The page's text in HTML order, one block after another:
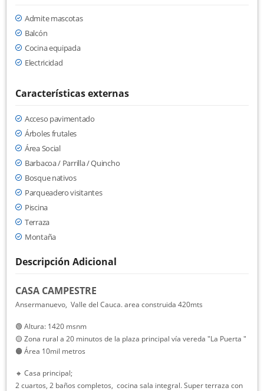
Admite mascotas
Balcón
Cocina equipada
Electricidad
Características externas
Acceso pavimentado
Árboles frutales
Área Social
Barbacoa / Parrilla / Quincho
Bosque nativos
Parqueadero visitantes
Piscina
Terraza
Montaña
Descripción Adicional
CASA CAMPESTRE
Ansermanuevo, Valle del Cauca. area construida 420mts
🟢 Altura: 1420 msnm
🟡 Zona rural a 20 minutos de la plaza principal vía vereda "La Puerta "
🟠 Área 10mil metros
🔸 Casa principal;
2 cuartos, 2 baños completos, cocina sala integral. Super terraza con